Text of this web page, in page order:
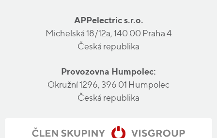
APPelectric s.r.o.
Michelská 18/12a, 140 00 Praha 4
Česká republika
Provozovna Humpolec:
Okružní 1296, 396 01 Humpolec
Česká republika